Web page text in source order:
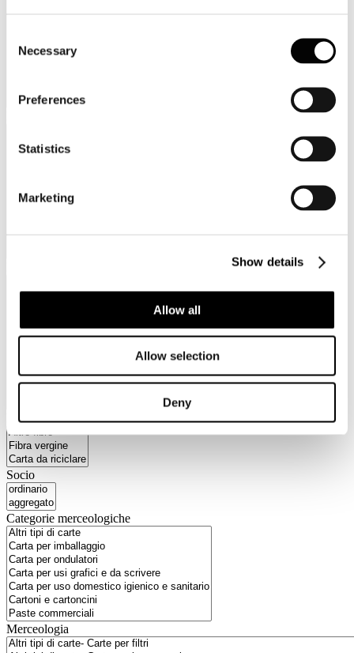
Selection
Necessary
Preferences
Statistics
Marketing
Show details
Allow all
Allow selection
Deny
Materie prime
Socio
Categorie merceologiche
Merceologia